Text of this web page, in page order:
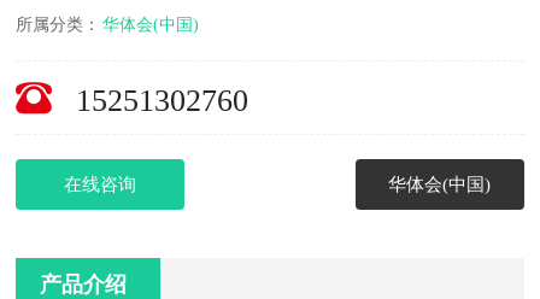
所属分类： 华体会(中国)
15251302760
在线咨询 华体会(中国)
产品介绍